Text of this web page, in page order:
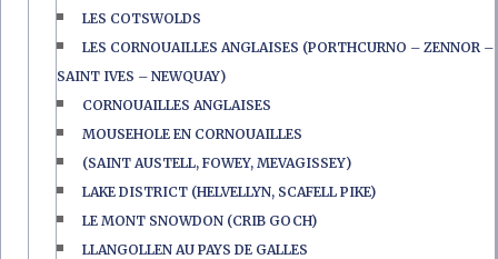
LES COTSWOLDS
LES CORNOUAILLES ANGLAISES (PORTHCURNO – ZENNOR –
SAINT IVES – NEWQUAY)
CORNOUAILLES ANGLAISES
MOUSEHOLE EN CORNOUAILLES
(SAINT AUSTELL, FOWEY, MEVAGISSEY)
LAKE DISTRICT (HELVELLYN, SCAFELL PIKE)
LE MONT SNOWDON (CRIB GOCH)
LLANGOLLEN AU PAYS DE GALLES